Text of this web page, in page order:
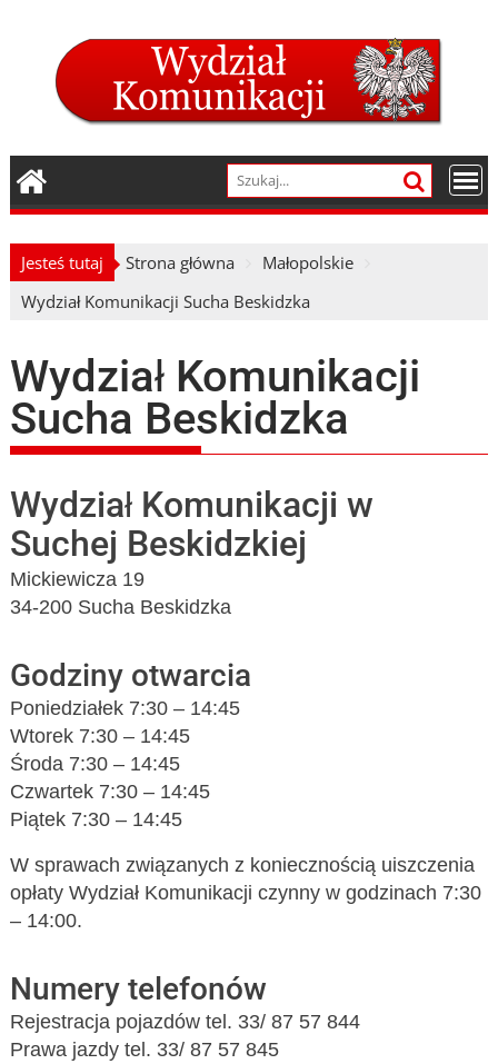
Jesteś tutaj Strona główna
Małopolskie
Wydział Komunikacji Sucha Beskidzka
Wydział Komunikacji
Sucha Beskidzka
Wydział Komunikacji w
Suchej Beskidzkiej
Mickiewicza 19
34-200 Sucha Beskidzka
Godziny otwarcia
Poniedziałek 7:30 – 14:45
Wtorek 7:30 – 14:45
Środa 7:30 – 14:45
Czwartek 7:30 – 14:45
Piątek 7:30 – 14:45
W sprawach związanych z koniecznością uiszczenia
opłaty Wydział Komunikacji czynny w godzinach 7:30
– 14:00.
Numery telefonów
Rejestracja pojazdów tel. 33/ 87 57 844
Prawa jazdy tel. 33/ 87 57 845